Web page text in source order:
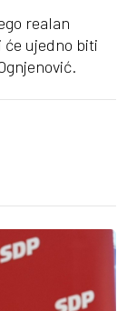
realan
će ujedno biti